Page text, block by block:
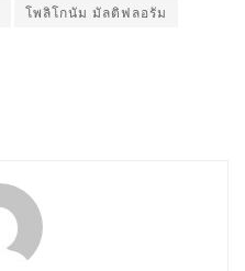
โพลิโกนัม มัลติฟลอรัม